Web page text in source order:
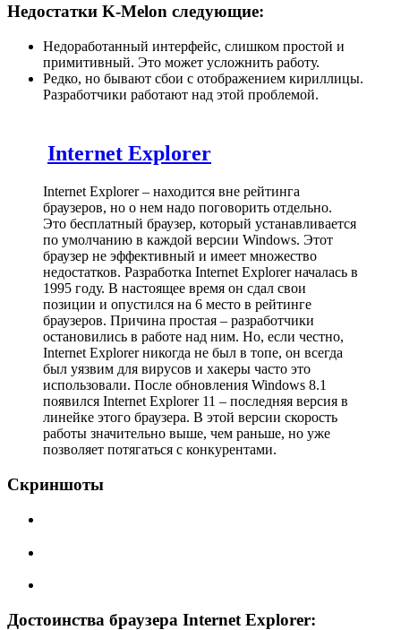
Недостатки K-Melon следующие:
Недоработанный интерфейс, слишком простой и
примитивный. Это может усложнить работу.
Редко, но бывают сбои с отображением кириллицы.
Разработчики работают над этой проблемой.
Internet Explorer
Internet Explorer – находится вне рейтинга
браузеров, но о нем надо поговорить отдельно.
Это бесплатный браузер, который устанавливается
по умолчанию в каждой версии Windows. Этот
браузер не эффективный и имеет множество
недостатков. Разработка Internet Explorer началась в
1995 году. В настоящее время он сдал свои
позиции и опустился на 6 место в рейтинге
браузеров. Причина простая – разработчики
остановились в работе над ним. Но, если честно,
Internet Explorer никогда не был в топе, он всегда
был уязвим для вирусов и хакеры часто это
использовали. После обновления Windows 8.1
появился Internet Explorer 11 – последняя версия в
линейке этого браузера. В этой версии скорость
работы значительно выше, чем раньше, но уже
позволяет потягаться с конкурентами.
Скриншоты
Достоинства браузера Internet Explorer: